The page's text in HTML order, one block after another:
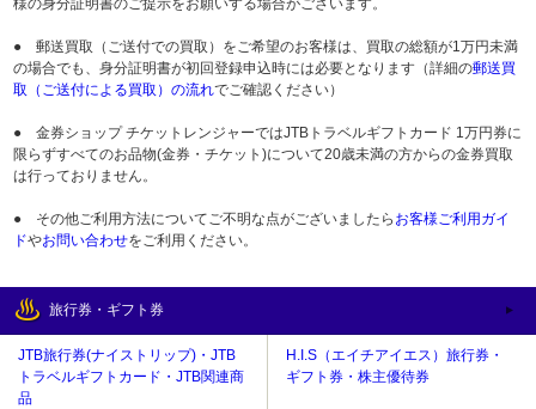
様の身分証明書のご提示をお願いする場合がございます。
● 郵送買取（ご送付での買取）をご希望のお客様は、買取の総額が1万円未満
の場合でも、身分証明書が初回登録申込時には必要となります（詳細の郵送買
取（ご送付による買取）の流れでご確認ください）
● 金券ショップ チケットレンジャーではJTBトラベルギフトカード 1万円券に
限らずすべてのお品物(金券・チケット)について20歳未満の方からの金券買取
は行っておりません。
● その他ご利用方法についてご不明な点がございましたら お客様ご利用ガイ
ドやお問い合わせをご利用ください。
旅行券・ギフト券
JTB旅行券(ナイストリップ)・JTB
トラベルギフトカード・JTB関連商
品
H.I.S（エイチアイエス）旅行券・
ギフト券・株主優待券